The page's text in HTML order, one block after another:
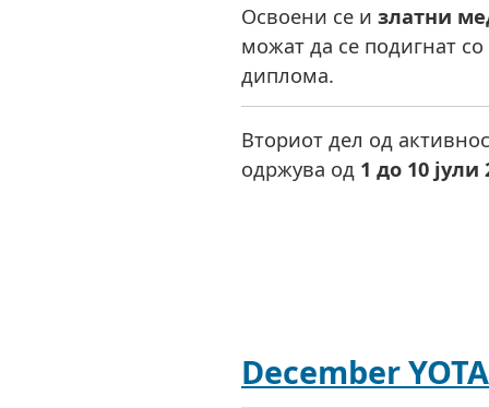
Освоени се и златни
можат да се подигнат
диплома.
Вториот дел од
одржува од 1 до 10 јули
December